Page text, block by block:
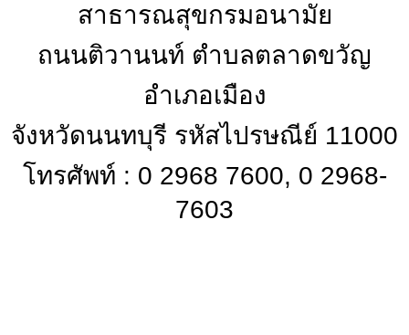
สาธารณสุขกรมอนามัย
ถนนติวานนท์ ตำบลตลาดขวัญ
อำเภอเมือง
จังหวัดนนทบุรี รหัสไปรษณีย์ 11000
โทรศัพท์ : 0 2968 7600, 0 2968-
7603